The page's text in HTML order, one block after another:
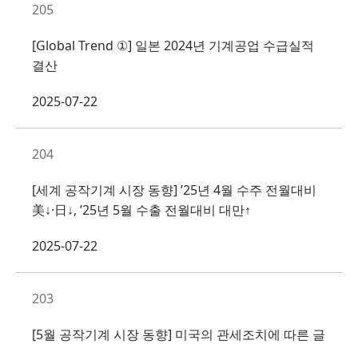
205
[Global Trend ①] 일본 2024년 기계공업 수급실적
결산
2025-07-22
204
[세계 공작기계 시장 동향] ’25년 4월 수주 전월대비
美↓·日↓, ’25년 5월 수출 전월대비 대만↑
2025-07-22
203
[5월 공작기계 시장 동향] 미국의 관세조치에 따른 글